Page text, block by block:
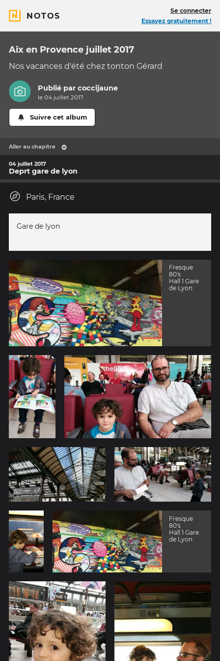
NOTOS
Se connecter
Essayez gratuitement !
Aix en Provence juillet 2017
Nos vacances d'été chez tonton Gérard
Publié parcoccijaune
le 04 juillet 2017
Suivre cet album
Aller au chapitre
04 juillet 2017
Deprt gare de lyon
Paris, France
Gare de lyon
Fresque
80's
Hall 1 Gare
de Lyon
Fresque
80's
Hall 1 Gare
de Lyon